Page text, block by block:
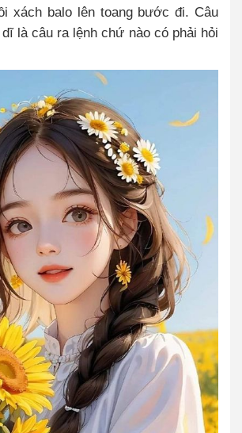
xách balo lên toang bước đi. Câu
là câu ra lệnh chứ nào có phải hỏi